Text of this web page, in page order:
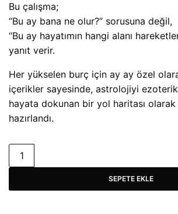
Bu çalışma;
“Bu ay bana ne olur?” sorusuna değil,
“Bu ay hayatımın hangi alanı
yanıt verir.
Her yükselen burç için ay ay özel
içerikler sayesinde, astrolojiyi
hayata dokunan bir yol haritası
hazırlandı.
SEPETE EKLE